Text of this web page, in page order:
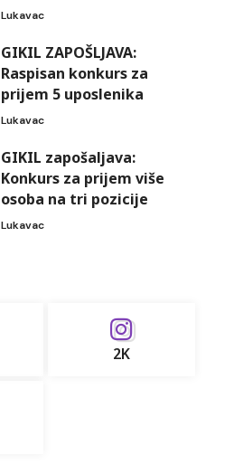
Lukavac
GIKIL ZAPOŠLJAVA:
Raspisan konkurs za
prijem 5 uposlenika
Lukavac
GIKIL zapošaljava:
Konkurs za prijem više
osoba na tri pozicije
Lukavac
2K